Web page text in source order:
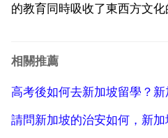
的教育同時吸收了東西方文
育非常成功，自成一體。 小
相關推薦
高考後如何去新加坡留學？